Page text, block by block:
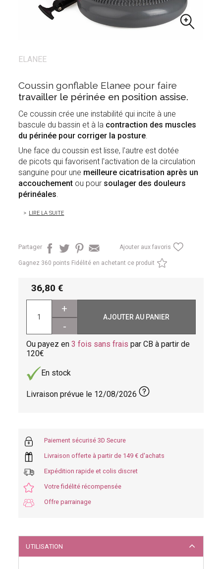
ELANEE
Coussin gonflable Elanee pour faire
travailler le périnée en position assise.
Ce coussin crée une instabilité qui incite à une
bascule du bassin et à la contraction des muscles
du périnée pour corriger la posture
Une face du coussin est lisse, l'autre est dotée
de picots qui favorisent l'activation de la circulation
sanguine pour une meilleure cicatrisation après un
accouchement ou pour soulager des douleurs
périnéales
LIRE LA SUITE
Partager Ajouter aux favoris
Gagnez 360 points Fidélité en achetant ce produit
36,80
+
-
AJOUTER AU PANIER
Ou payez en3 fois sans frais par CB à partir de
120
En stock
Livraison prévue le 12/08/2026
Paiement sécurisé 3D Secure
Livraison offerte à partir de 149 € d'achats
Expédition rapide et colis discret
Votre fidélité récompensée
Offre parrainage
UTILISATION